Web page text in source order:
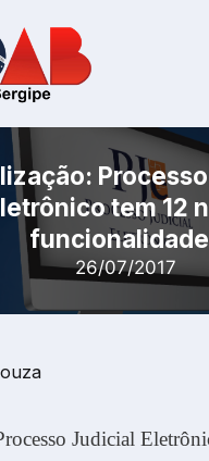
tem 12
26/07/2017
Judicial